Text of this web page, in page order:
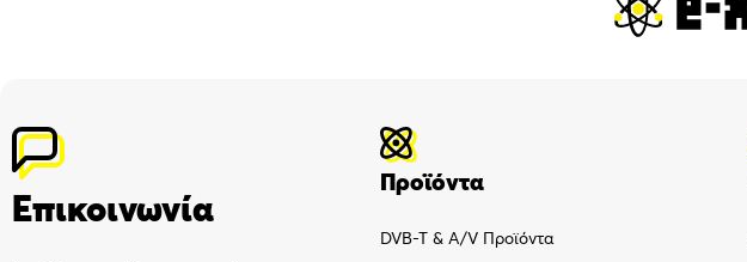
Επικοινωνία
Προϊόντα
DVB-T & A/V Προϊόντα